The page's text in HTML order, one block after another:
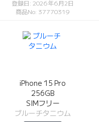
登録日: 2026年6月2日
商品No: 37770319
iPhone 15 Pro
256GB
SIMフリー
ブルーチタニウム